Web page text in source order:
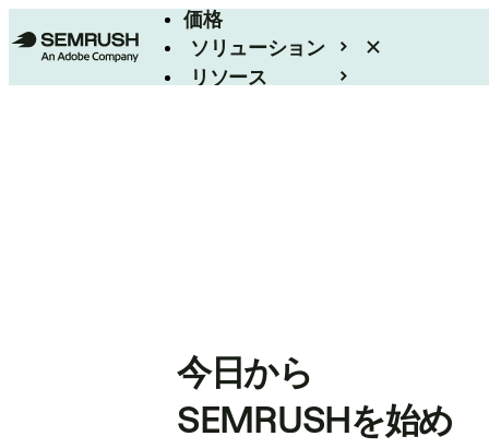
価格
ソリューション
リソース
今日から
SEMRUSHを始め